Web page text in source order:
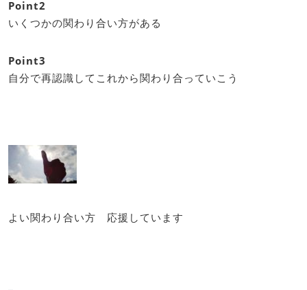
Point2
いくつかの関わり合い方がある
Point3
自分で再認識してこれから関わり合っていこう
よい関わり合い方 応援しています